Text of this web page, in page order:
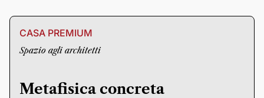
CASA PREMIUM
Spazio agli architetti
Metafisica concreta